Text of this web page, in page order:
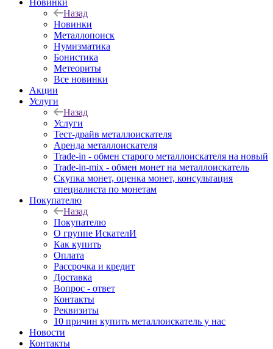
Новинки
Назад
Новинки
Металлопоиск
Нумизматика
Бонистика
Метеориты
Все новинки
Акции
Услуги
Назад
Услуги
Тест-драйв металлоискателя
Аренда металлоискателя
Trade-in - обмен старого металлоискателя на новый
Trade-in-mix - обмен монет на металлоискатель
Скупка монет, оценка монет, консультация
специалиста по монетам
Покупателю
Назад
Покупателю
О группе ИскателИ
Как купить
Оплата
Рассрочка и кредит
Доставка
Вопрос - ответ
Контакты
Реквизиты
10 причин купить металлоискатель у нас
Новости
Контакты